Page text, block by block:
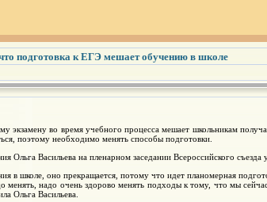
подготовка к ЕГЭ мешает обучению в школе
экзамену во время учебного процесса мешает школьникам
поэтому необходимо менять способы подготовки.
Ольга Васильева на пленарном заседании Всероссийского съезда
в школе, оно прекращается, потому что идет планомерная
надо очень здорово менять подходы к тому, что мы
Ольга Васильева.